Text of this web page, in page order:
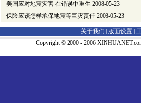
· 美国应对地震灾害 在错误中重生 2008-05-23
· 保险应该怎样承保地震等巨灾责任 2008-05-23
关于我们 | 版面设置
Copyright © 2000 - 2006